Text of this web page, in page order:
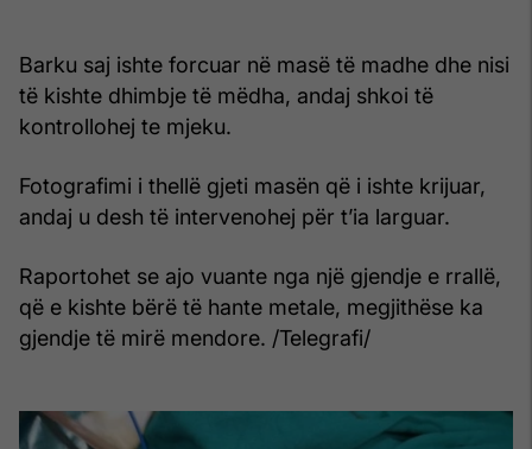
Barku saj ishte forcuar në masë të madhe dhe nisi
të kishte dhimbje të mëdha, andaj shkoi të
kontrollohej te mjeku.
Fotografimi i thellë gjeti masën që i ishte krijuar,
andaj u desh të intervenohej për t’ia larguar.
Raportohet se ajo vuante nga një gjendje e rrallë,
që e kishte bërë të hante metale, megjithëse ka
gjendje të mirë mendore. /Telegrafi/